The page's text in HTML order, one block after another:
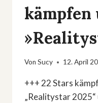
kämpfen
Von Sucy 12. April
+++ 22 Stars
„Realitystar